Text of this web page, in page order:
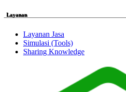
Layanan
Layanan Jasa
Simulasi (Tools)
Sharing Knowledge